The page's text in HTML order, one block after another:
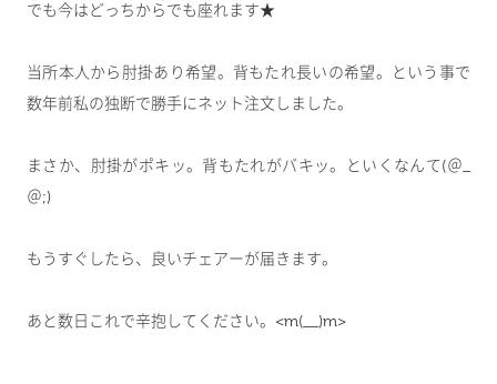
でも今はどっちからでも座れます★
当所本人から肘掛あり希望。背もたれ長いの希望。という事で
数年前私の独断で勝手にネット注文しました。
まさか、肘掛がポキッ。背もたれがバキッ。といくなんて(＠_
＠;)
もうすぐしたら、良いチェアーが届きます。
あと数日これで辛抱してください。<m(__)m>